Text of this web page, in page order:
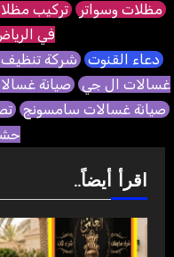
مظلات وسواتر تركيب
في
دعاء القنوت شركة تنظيف
غسالات ال جي صيانة
صيانة غسالات سامسونج
اقرأ أيضاً..